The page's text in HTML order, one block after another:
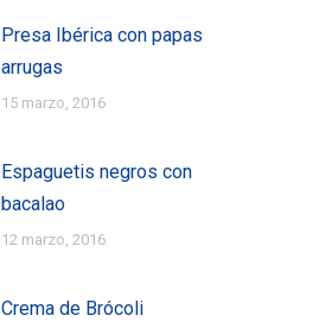
Presa Ibérica con papas
arrugas
15 marzo, 2016
Espaguetis negros con
bacalao
12 marzo, 2016
Crema de Brócoli